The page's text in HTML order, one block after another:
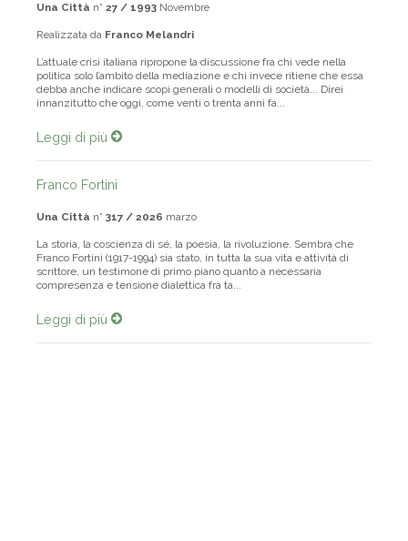
Una Città n° 27 / 1993 Novembre
Realizzata da Franco Melandri
L’attuale crisi italiana ripropone la discussione fra chi vede nella
politica solo l’ambito della mediazione e chi invece ritiene che essa
debba anche indicare scopi generali o modelli di società... Direi
innanzitutto che oggi, come venti o trenta anni fa...
Leggi di più
Franco Fortini
Una Città n° 317 / 2026 marzo
La storia, la coscienza di sé, la poesia, la rivoluzione. Sembra che
Franco Fortini (1917-1994) sia stato, in tutta la sua vita e attività di
scrittore, un testimone di primo piano quanto a necessaria
compresenza e tensione dialettica fra ta...
Leggi di più